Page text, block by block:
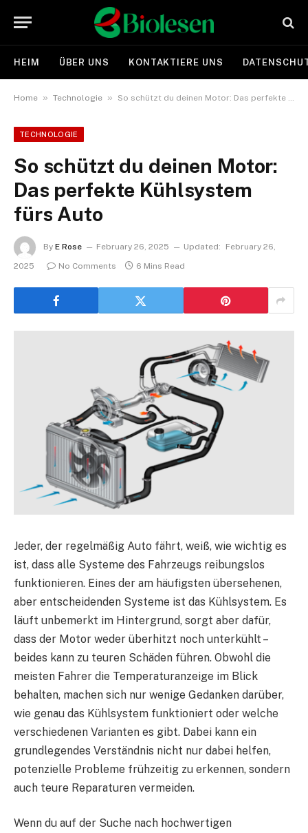
HEIM ÜBER UNS KONTAKTIERE UNS
Home » Technologie » So schützt du deinen Motor: Das perfekte Kühlsystem fürs Auto
TECHNOLOGIE
So schützt du deinen Motor:
Das perfekte Kühlsystem
fürs Auto
By E Rose February 26, 2025 Updated:
February 26,
2025
No Comments 6 Mins Read
Jeder, der regelmäßig Auto fährt, weiß, wie wichtig es
ist, dass alle Systeme des Fahrzeugs reibungslos
funktionieren. Eines der am häufigsten übersehenen,
aber entscheidenden Systeme ist das Kühlsystem. Es
läuft unbemerkt im Hintergrund, sorgt aber dafür,
dass der Motor weder überhitzt noch unterkühlt –
beides kann zu teuren Schäden führen. Obwohl die
meisten Fahrer die Temperaturanzeige im Blick
behalten, machen sich nur wenige Gedanken darüber,
wie genau das Kühlsystem funktioniert oder welche
verschiedenen Varianten es gibt. Dabei kann ein
grundlegendes Verständnis nicht nur dabei helfen,
potenzielle Probleme frühzeitig zu erkennen, sondern
auch teure Reparaturen vermeiden.
Wenn du auf der Suche nach hochwertigen